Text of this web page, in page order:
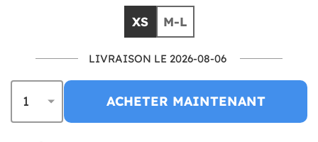
XS M-L
LIVRAISON LE 2026-08-06
ACHETER MAINTENANT